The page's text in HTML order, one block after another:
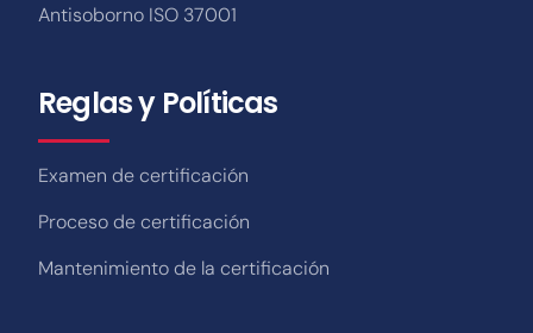
Antisoborno ISO 37001
Reglas y Políticas
Examen de certificación
Proceso de certificación
Mantenimiento de la certificación